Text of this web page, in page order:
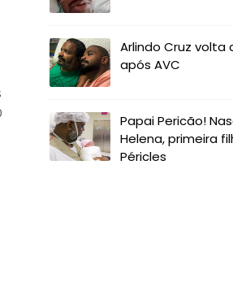
Arlindo Cruz volta
após AVC
Papai Pericão!
Helena, primeira
Péricles